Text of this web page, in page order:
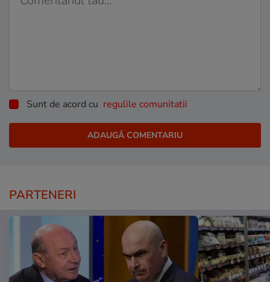
Sunt de acord cu regulile comunitatii
PARTENERI